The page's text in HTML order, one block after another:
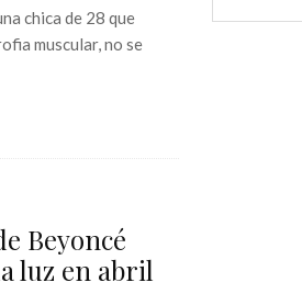
chica de 28 que
muscular, no se
Beyoncé
luz en abril